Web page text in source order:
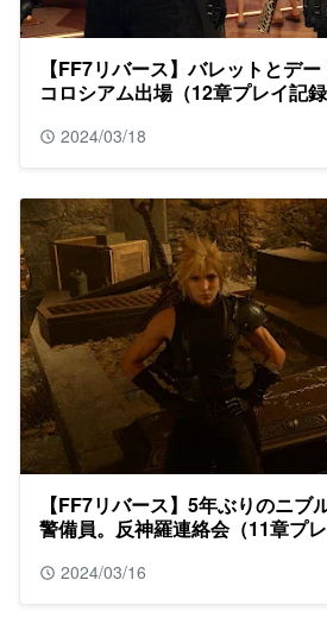
【FF7リバース】バレットとデ
コロシアム出場（12章プレイ記録
2024/03/18
【FF7リバース】5年ぶりのニブ
警備員。反神羅連絡会（11章プレ
2024/03/16